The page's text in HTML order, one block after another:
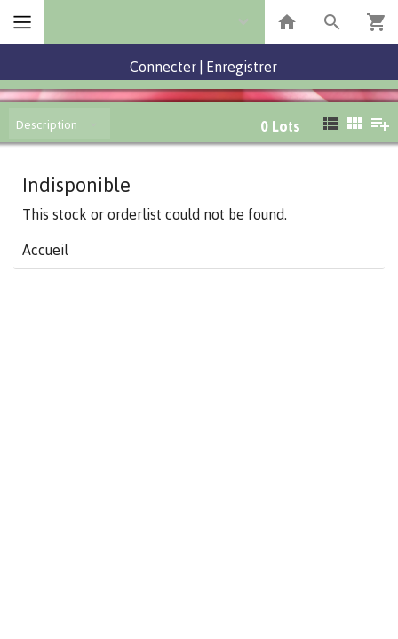
Connecter Enregistrer
Description 0 Lots
Indisponible
This stock or orderlist could not be found.
Accueil